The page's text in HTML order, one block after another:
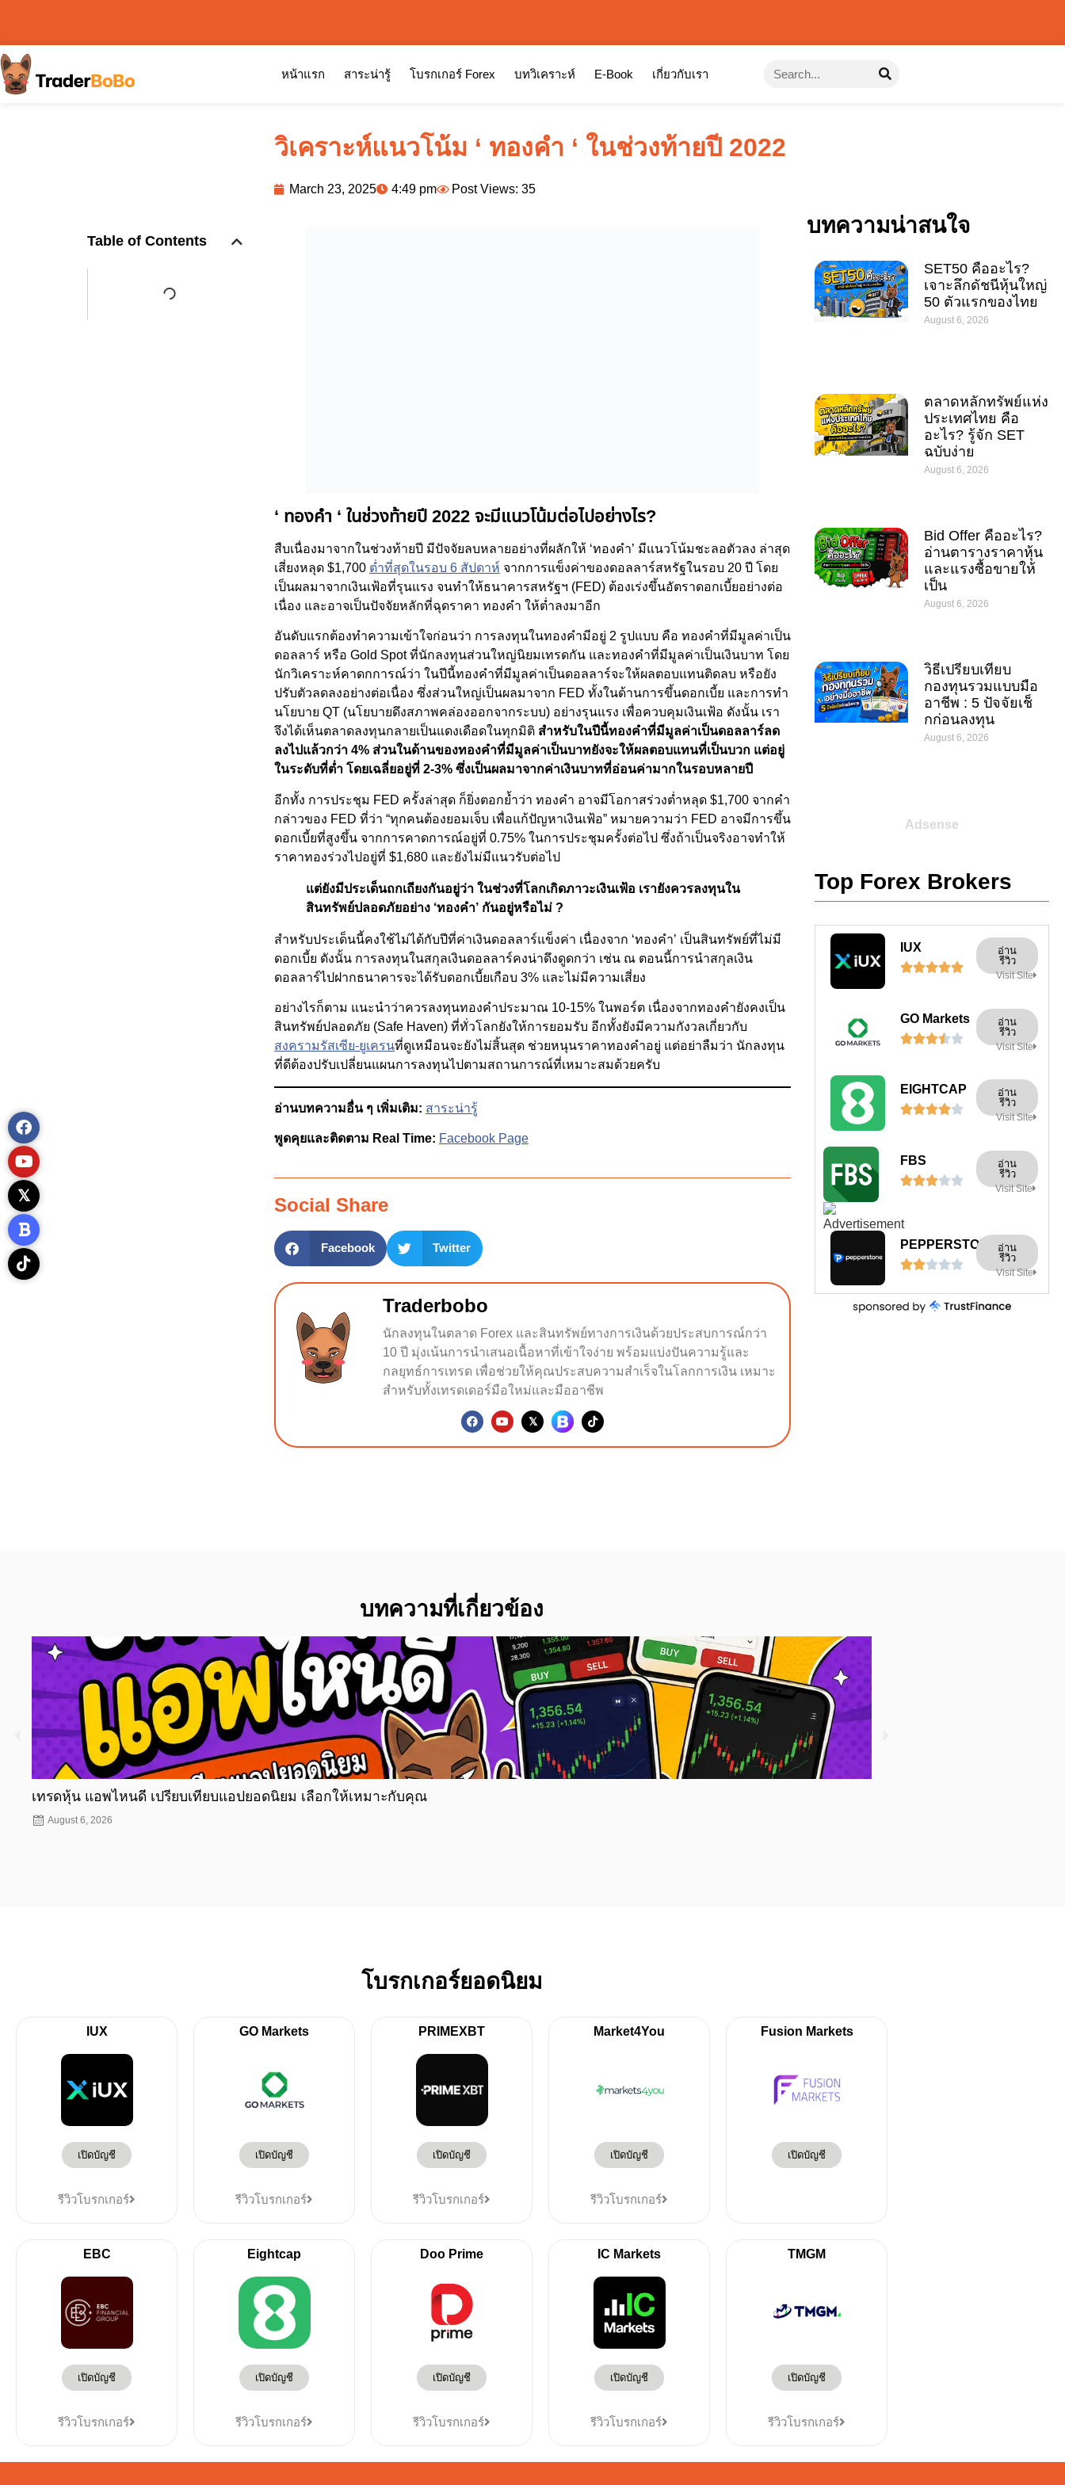
หน้าแรก สาระน่ารู้ โบรกเกอร์ Forex บทวิเคราะห์ E-Book เกี่ยวกับเรา
วิเคราะห์แนวโน้ม ‘ ทองคำ ‘ ในช่วงท้ายปี 2022
March 23, 2025 4:49 pm Post Views: 35
Table of Contents
‘ ทองคำ ‘ ในช่วงท้ายปี 2022 จะมีแนวโน้มต่อไปอย่างไร?
สืบเนื่องมาจากในช่วงท้ายปี มีปัจจัยลบหลายอย่างที่ผลักให้ ‘ทองคำ’ มีแนวโน้มชะลอตัวลง ล่าสุด
เสี่ยงหลุด $1,700 ต่ำที่สุดในรอบ 6 สัปดาห์ จากการแข็งค่าของดอลลาร์สหรัฐในรอบ 20 ปี โดย
เป็นผลมาจากเงินเฟ้อที่รุนแรง จนทำให้ธนาคารสหรัฐฯ (FED) ต้องเร่งขึ้นอัตราดอกเบี้ยอย่างต่อ
เนื่อง และอาจเป็นปัจจัยหลักที่ฉุดราคา ทองคำ ให้ต่ำลงมาอีก
อันดับแรกต้องทำความเข้าใจก่อนว่า การลงทุนในทองคำมีอยู่ 2 รูปแบบ คือ ทองคำที่มีมูลค่าเป็น
ดอลลาร์ หรือ Gold Spot ที่นักลงทุนส่วนใหญ่นิยมเทรดกัน และทองคำที่มีมูลค่าเป็นเงินบาท โดย
นักวิเคราะห์คาดกการณ์ว่า ในปีนี้ทองคำที่มีมูลค่าเป็นดอลลาร์จะให้ผลตอบแทนติดลบ หรือยัง
ปรับตัวลดลงอย่างต่อเนื่อง ซึ่งส่วนใหญ่เป็นผลมาจาก FED ทั้งในด้านการขึ้นดอกเบี้ย และการทำ
นโยบาย QT (นโยบายดึงสภาพคล่องออกจากระบบ) อย่างรุนแรง เพื่อควบคุมเงินเฟ้อ ดังนั้น เรา
จึงได้เห็นตลาดลงทุนกลายเป็นแดงเดือดในทุกมิติ สำหรับในปีนี้ทองคำที่มีมูลค่าเป็นดอลลาร์ลด
ลงไปแล้วกว่า 4% ส่วนในด้านของทองคำที่มีมูลค่าเป็นบาทยังจะให้ผลตอบแทนที่เป็นบวก แต่อยู่
ในระดับที่ต่ำ โดยเฉลี่ยอยู่ที่ 2-3% ซึ่งเป็นผลมาจากค่าเงินบาทที่อ่อนค่ามากในรอบหลายปี
อีกทั้ง การประชุม FED ครั้งล่าสุด ก็ยิ่งตอกย้ำว่า ทองคำ อาจมีโอกาสร่วงต่ำหลุด $1,700 จากคำ
กล่าวของ FED ที่ว่า “ทุกคนต้องยอมเจ็บ เพื่อแก้ปัญหาเงินเฟ้อ” หมายความว่า FED อาจมีการขึ้น
ดอกเบี้ยที่สูงขึ้น จากการคาดการณ์อยู่ที่ 0.75% ในการประชุมครั้งต่อไป ซึ่งถ้าเป็นจริงอาจทำให้
ราคาทองร่วงไปอยู่ที่ $1,680 และยังไม่มีแนวรับต่อไป
แต่ยังมีประเด็นถกเถียงกันอยู่ว่า ในช่วงที่โลกเกิดภาวะเงินเฟ้อ เรายังควรลงทุนใน
สินทรัพย์ปลอดภัยอย่าง ‘ทองคำ’ กันอยู่หรือไม่ ?
สำหรับประเด็นนี้คงใช้ไม่ได้กับปีที่ค่าเงินดอลลาร์แข็งค่า เนื่องจาก ‘ทองคำ’ เป็นสินทรัพย์ที่ไม่มี
ดอกเบี้ย ดังนั้น การลงทุนในสกุลเงินดอลลาร์คงน่าดึงดูดกว่า เช่น ณ ตอนนี้การนำสกุลเงิน
ดอลลาร์ไปฝากธนาคารจะได้รับดอกเบี้ยเกือบ 3% และไม่มีความเสี่ยง
อย่างไรก็ตาม แนะนำว่าควรลงทุนทองคำประมาณ 10-15% ในพอร์ต เนื่องจากทองคำยังคงเป็น
สินทรัพย์ปลอดภัย (Safe Haven) ที่ทั่วโลกยังให้การยอมรับ อีกทั้งยังมีความกังวลเกี่ยวกับ
สงครามรัสเซีย-ยูเครนที่ดูเหมือนจะยังไม่สิ้นสุด ช่วยหนุนราคาทองคำอยู่ แต่อย่าลืมว่า นักลงทุน
ที่ดีต้องปรับเปลี่ยนแผนการลงทุนไปตามสถานการณ์ที่เหมาะสมด้วยครับ
อ่านบทความอื่น ๆ เพิ่มเติม: สาระน่ารู้
พูดคุยและติดตาม Real Time: Facebook Page
Social Share
Facebook Twitter
Traderbobo
นักลงทุนในตลาด Forex และสินทรัพย์ทางการเงินด้วยประสบการณ์กว่า
10 ปี มุ่งเน้นการนำเสนอเนื้อหาที่เข้าใจง่าย พร้อมแบ่งปันความรู้และ
กลยุทธ์การเทรด เพื่อช่วยให้คุณประสบความสำเร็จในโลกการเงิน เหมาะ
สำหรับทั้งเทรดเดอร์มือใหม่และมืออาชีพ
บทความน่าสนใจ
SET50 คืออะไร?
เจาะลึกดัชนีหุ้นใหญ่
50 ตัวแรกของไทย
August 6, 2026
ตลาดหลักทรัพย์แห่ง
ประเทศไทย คือ
อะไร? รู้จัก SET
ฉบับง่าย
August 6, 2026
Bid Offer คืออะไร?
อ่านตารางราคาหุ้น
และแรงซื้อขายให้
เป็น
August 6, 2026
วิธีเปรียบเทียบ
กองทุนรวมแบบมือ
อาชีพ : 5 ปัจจัยเช็
กก่อนลงทุน
August 6, 2026
Adsense
Top Forex Brokers
IUX

อ่าน
รีวิว
Visit Site
GO Markets

อ่าน
รีวิว
Visit Site
EIGHTCAP

อ่าน
รีวิว
Visit Site
FBS

อ่าน
รีวิว
Visit Site
PEPPERSTONE

อ่าน
รีวิว
Visit Site
บทความที่เกี่ยวข้อง
เทรดหุ้น แอพไหนดี เปรียบเทียบแอปยอดนิยม เลือกให้เหมาะกับคุณ
August 6, 2026
โบรกเกอร์ยอดนิยม
IUX
เปิดบัญชี
รีวิวโบรกเกอร์
GO Markets
เปิดบัญชี
รีวิวโบรกเกอร์
PRIMEXBT
เปิดบัญชี
รีวิวโบรกเกอร์
Market4You
เปิดบัญชี
รีวิวโบรกเกอร์
Fusion Markets
เปิดบัญชี
EBC
เปิดบัญชี
รีวิวโบรกเกอร์
Eightcap
เปิดบัญชี
รีวิวโบรกเกอร์
Doo Prime
เปิดบัญชี
รีวิวโบรกเกอร์
IC Markets
เปิดบัญชี
รีวิวโบรกเกอร์
TMGM
เปิดบัญชี
รีวิวโบรกเกอร์